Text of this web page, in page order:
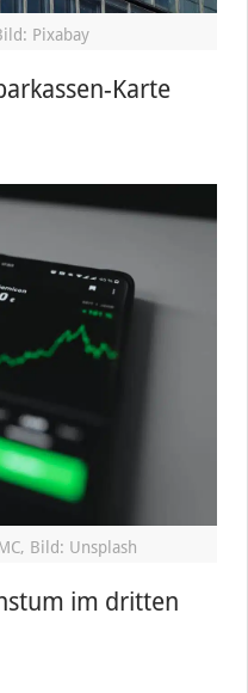
Pixabay
Karte
Bild: Unsplash
im dritten